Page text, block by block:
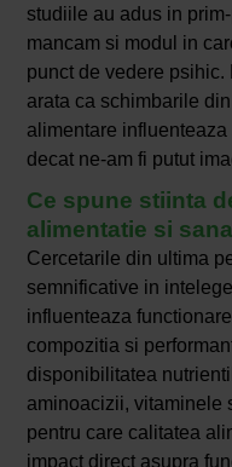
studiile au adus in
mancam si modul in
punct de vedere psihic.
arata ca schimbarile
alimentare
decat ne-am fi putut
Ce spune stiinta
alimentatie si
Cercetarile din ultima
semnificative in
influenteaza
compozitia si
disponibilitatea
aminoacizii, vitaminele
pentru care calitatea
impact direct asupra